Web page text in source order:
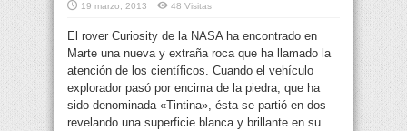
19 marzo, 2013 48 Visitas
El rover Curiosity de la NASA ha encontrado en
Marte una nueva y extraña roca que ha llamado la
atención de los científicos. Cuando el vehículo
explorador pasó por encima de la piedra, que ha
sido denominada «Tintina», ésta se partió en dos
revelando una superficie blanca y brillante en su